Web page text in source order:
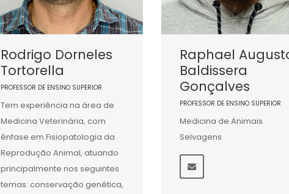
Rodrigo Dorneles
Tortorella
PROFESSOR DE ENSINO SUPERIOR
Tem experiência na área de
Medicina Veterinária, com
ênfase em Fisiopatologia da
Reprodução Animal, atuando
principalmente nos seguintes
temas: conservação genética,
Raphael
Baldissera
Gonçalves
PROFESSOR DE ENSINO SUPERIOR
Medicina de Animais
Selvagens